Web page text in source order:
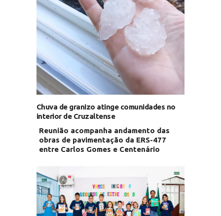
Chuva de granizo atinge comunidades no
interior de Cruzaltense
Reunião acompanha andamento das
obras de pavimentação da ERS-477
entre Carlos Gomes e Centenário